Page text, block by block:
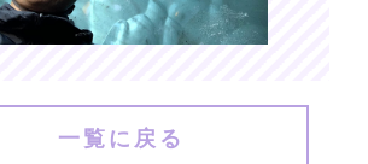
一覧に戻る